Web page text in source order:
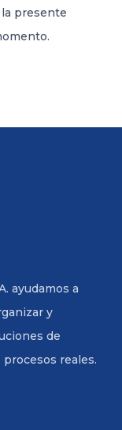
presente
ayudamos a
y
de
reales.